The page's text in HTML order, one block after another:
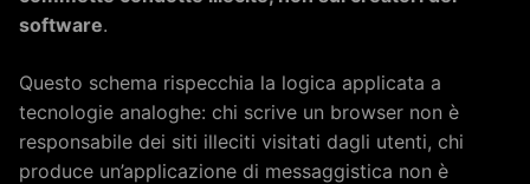
software.
Questo schema rispecchia la logica applicata a
tecnologie analoghe: chi scrive un browser non è
responsabile dei siti illeciti visitati dagli utenti, chi
produce un’applicazione di messaggistica non è